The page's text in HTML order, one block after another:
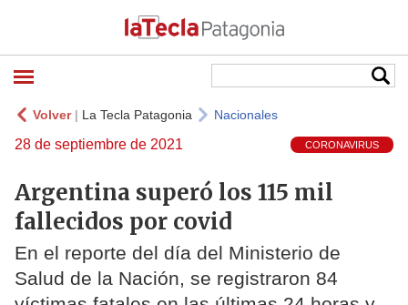
Volver| La Tecla Patagonia Nacionales
28 de septiembre de 2021 CORONAVIRUS
Argentina superó los 115 mil
fallecidos por covid
En el reporte del día del Ministerio de
Salud de la Nación, se registraron 84